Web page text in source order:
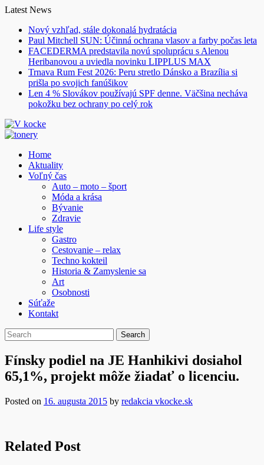
Skip
content
Latest News
Nový vzhľad, stále dokonalá hydratácia
Paul Mitchell SUN: Účinná ochrana vlasov a farby počas leta
FACEDERMA predstavila novú spoluprácu s Alenou
Heribanovou a uviedla novinku LIPPLUS MAX
Trnava Rum Fest 2026: Peru stretlo Dánsko a Brazília si
prišla po svojich fanúšikov
Len 4 % Slovákov používajú SPF denne. Väčšina necháva
pokožku bez ochrany po celý rok
Home
Aktuality
Voľný čas
Auto – moto – šport
Móda a krása
Bývanie
Zdravie
Life style
Gastro
Cestovanie – relax
Techno kokteil
Historia & Zamyslenie sa
Art
Osobnosti
Súťaže
Kontakt
Fínsky podiel na JE Hanhikivi dosiahol
65,1%, projekt môže žiadať o licenciu.
Posted on 16. augusta 2015 by redakcia vkocke.sk
Related Post